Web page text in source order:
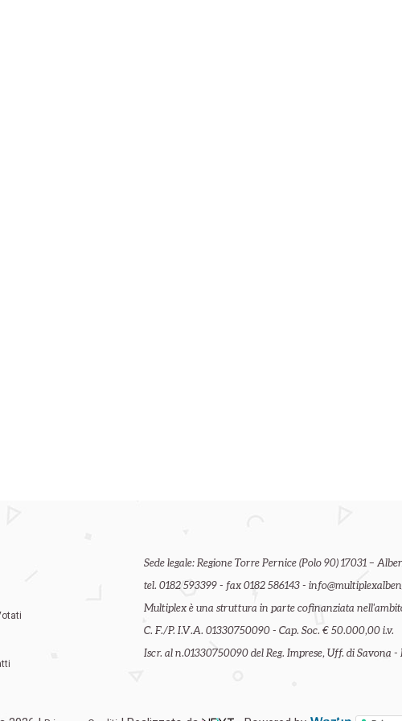
Sede legale: Regione Torre Pernice (Polo 90) 17031 –
tel. 0182 593399 - fax 0182 586143 -
Multiplex è una struttura in parte cofinanziata
C. F./P. I.V.A. 01330750090 - Cap. Soc. € 50.000,00 i.v.
Iscr. al n.01330750090 del Reg. Imprese, Uff. di Savona -